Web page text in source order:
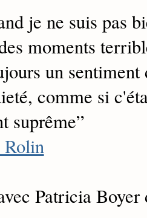
je ne suis pas
moments
un
comme si
suprême”
Patricia Boyer